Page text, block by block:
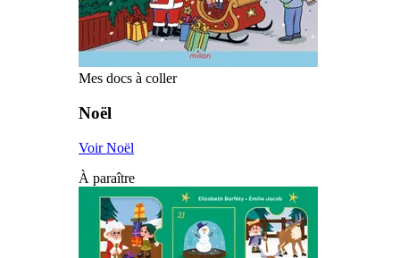
Mes docs à coller
Noël
Voir Noël
À paraître